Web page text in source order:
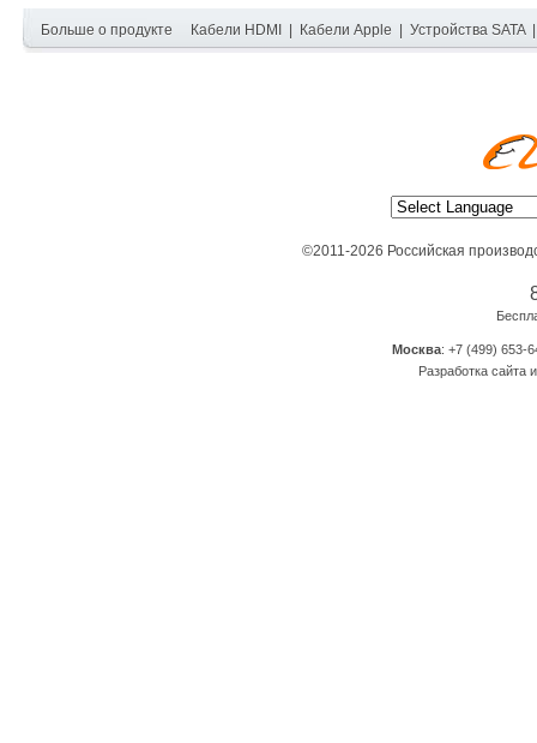
Больше о продукте Кабели HDMI Кабели Apple Устройства SATA
©2011-2026 Российская
Москва: +7 (499) 653-
Разработка сайта